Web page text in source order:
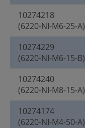
10274218
(6220-NI-M6-25-A)
10274229
(6220-NI-M6-15-B)
10274240
(6220-NI-M8-15-A)
10274174
(6220-NI-M4-50-A)